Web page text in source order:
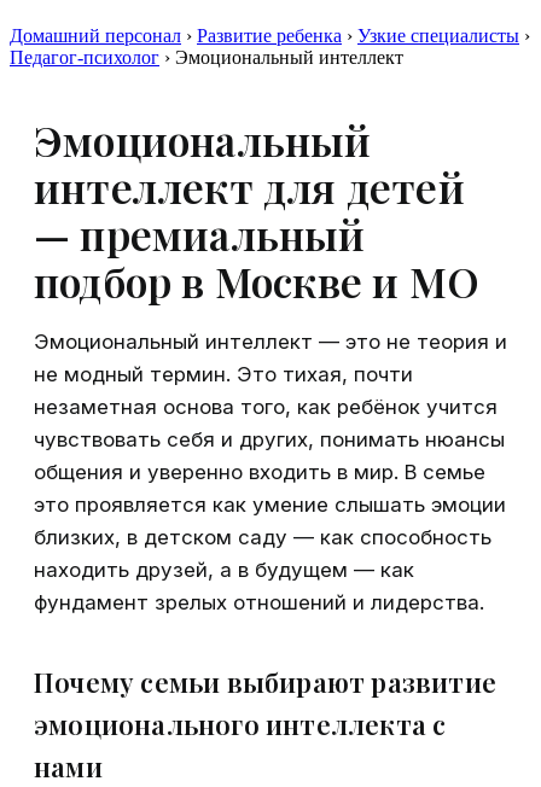
Домашний персонал › Развитие ребенка › Узкие специалисты ›
Педагог-психолог › Эмоциональный интеллект
Эмоциональный
интеллект для детей
— премиальный
подбор в Москве и МО
Эмоциональный интеллект — это не теория и
не модный термин. Это тихая, почти
незаметная основа того, как ребёнок учится
чувствовать себя и других, понимать нюансы
общения и уверенно входить в мир. В семье
это проявляется как умение слышать эмоции
близких, в детском саду — как способность
находить друзей, а в будущем — как
фундамент зрелых отношений и лидерства.
Почему семьи выбирают развитие
эмоционального интеллекта с
нами